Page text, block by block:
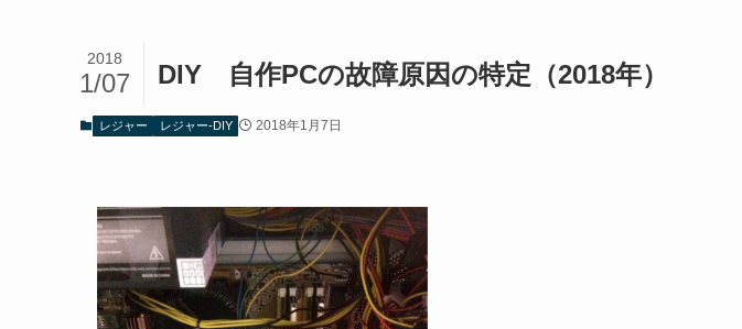
DIY 自作PCの故障原因の特定（2018年）
2018
1/07
レジャー レジャー-DIY 2018年1月7日